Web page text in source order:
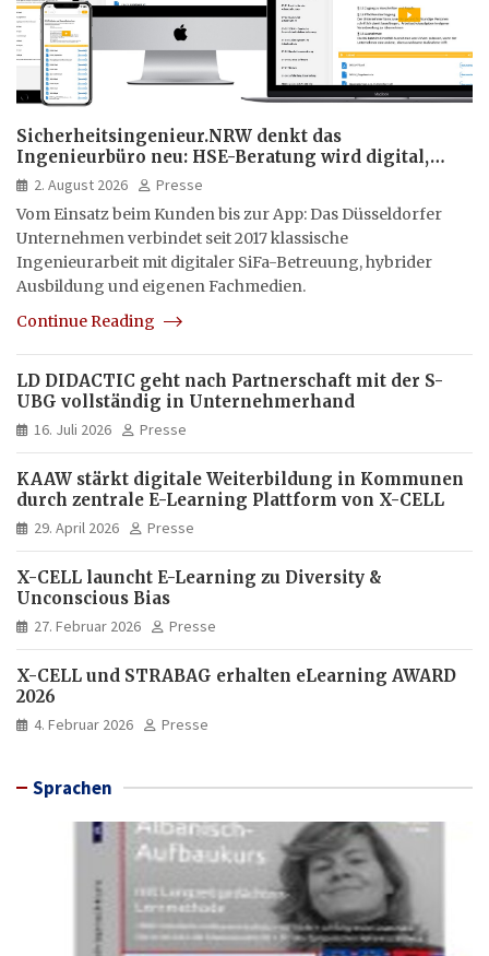
Sicherheitsingenieur.NRW denkt das
Ingenieurbüro neu: HSE-Beratung wird digital,
hybrid und multimedial
2. August 2026
Presse
Vom Einsatz beim Kunden bis zur App: Das Düsseldorfer
Unternehmen verbindet seit 2017 klassische
Ingenieurarbeit mit digitaler SiFa-Betreuung, hybrider
Ausbildung und eigenen Fachmedien.
Continue Reading
LD DIDACTIC geht nach Partnerschaft mit der S-
UBG vollständig in Unternehmerhand
16. Juli 2026 Presse
KAAW stärkt digitale Weiterbildung in Kommunen
durch zentrale E-Learning Plattform von X-CELL
29. April 2026 Presse
X-CELL launcht E-Learning zu Diversity &
Unconscious Bias
27. Februar 2026 Presse
X-CELL und STRABAG erhalten eLearning AWARD
2026
4. Februar 2026 Presse
Sprachen